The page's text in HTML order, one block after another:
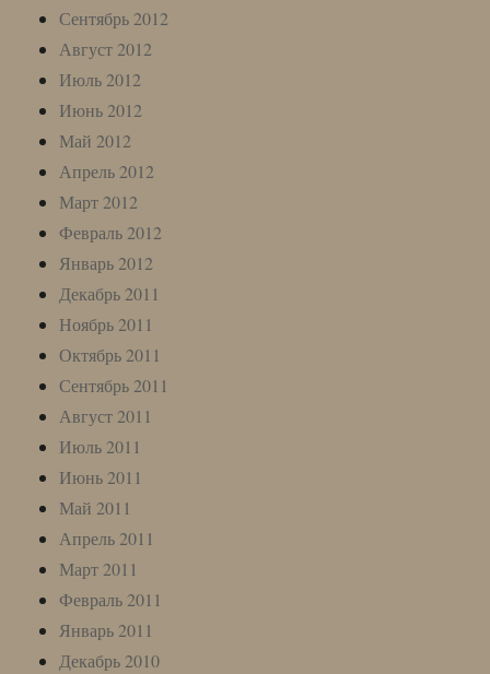
Сентябрь 2012
Август 2012
Июль 2012
Июнь 2012
Май 2012
Апрель 2012
Март 2012
Февраль 2012
Январь 2012
Декабрь 2011
Ноябрь 2011
Октябрь 2011
Сентябрь 2011
Август 2011
Июль 2011
Июнь 2011
Май 2011
Апрель 2011
Март 2011
Февраль 2011
Январь 2011
Декабрь 2010